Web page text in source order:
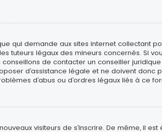
qui demande aux sites internet collectant
tuteurs légaux des mineurs concernés. Si
de contacter un conseiller
d’assistance légale et ne doivent donc
d’abus ou d’ordres légaux liés à ce
visiteurs de s’inscrire. De même, il est